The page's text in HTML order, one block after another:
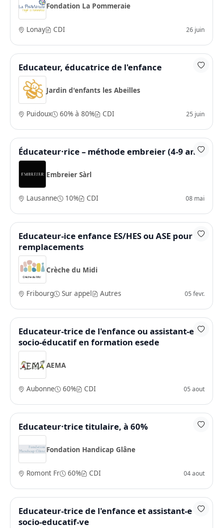
Fondation La Pommeraie
Lonay CDI 26 juin
Educateur, éducatrice de l'enfance
Jardin d'enfants les Abeilles
Puidoux 60% à 80% CDI 25 juin
Éducateur·rice – méthode embreier (4-9 ans)
Embreier Sàrl
Lausanne 10% CDI 08 mai
Educateur-ice enfance ES/HES ou ASE pour
remplacements
Crèche du Midi
Fribourg Sur appel Autres 05 fevr.
Educateur-trice de l'enfance ou assistant-e
socio-éducatif en formation esede
AEMA
Aubonne 60% CDI 05 aout
Educateur·trice titulaire, à 60%
Fondation Handicap Glâne
Romont Fr 60% CDI 04 aout
Educateur-trice de l'enfance et assistant-e
socio-educatif-ve